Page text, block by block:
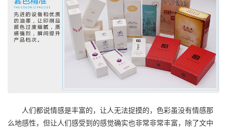
人们都说情感是丰富的，让人无法捉摸的，色彩虽没有情感那
么地感性，但让人们感受到的感觉确实也非常非常丰富，除了文中